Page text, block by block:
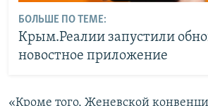
БОЛЬШЕ ПО ТЕМЕ:
Крым.Реалии запустили
новостное приложение
«Кроме того, Женевской